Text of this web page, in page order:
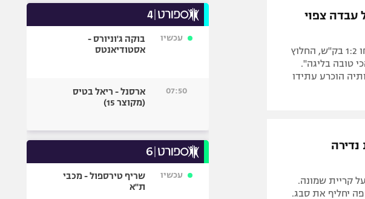
עבדה צפוי
המלאבסים עשו צעד ענק להבטחת המקום הרביעי כשניצחו 1:2 בק"ש, החלוץ
טובה בליגה".
הוכרע עתידו
נדירה
קריית שמונה.
יחליף את סבג.
עכשיו
בוקה ג'וניורס -
אסטודיאנטס
07:50
ארסנל - ריאל בטיס
(מקוצר 15)
עכשיו
שריף טירספול - מכבי
ת"א